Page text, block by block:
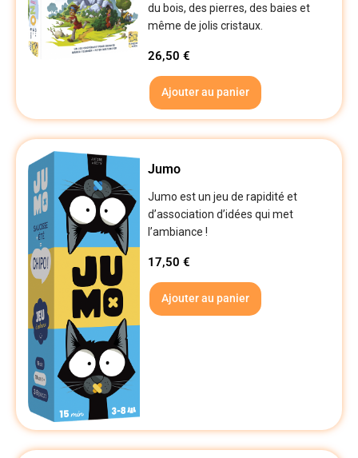
du bois, des pierres, des baies et
même de jolis cristaux.
26,50€
Ajouter au panier
Jumo
Jumo est un jeu de rapidité et
d’association d’idées qui met
l’ambiance !
17,50€
Ajouter au panier